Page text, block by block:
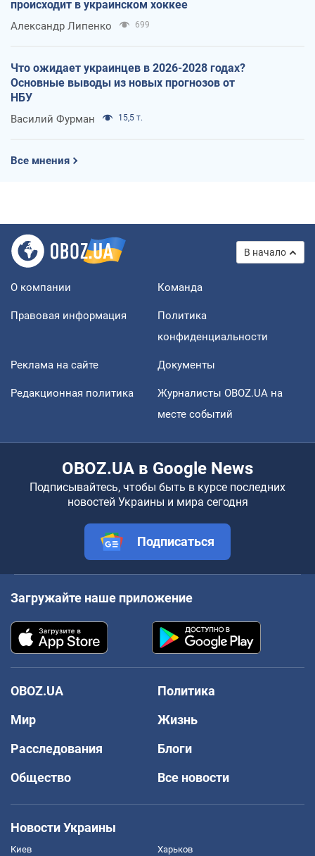
происходит в украинском хоккее
Александр Липенко 699
Что ожидает украинцев в 2026-2028 годах?
Основные выводы из новых прогнозов от
НБУ
Василий Фурман 15,5 т.
Все мнения
В начало
О компании Команда
Правовая информация
Политика
конфиденциальности
Реклама на сайте Документы
Редакционная политика
Журналисты OBOZ.UA на
месте событий
OBOZ.UA в Google News
Подписывайтесь, чтобы быть в курсе последних
новостей Украины и мира сегодня
Подписаться
Загружайте наше приложение
OBOZ.UA
Политика
Мир
Жизнь
Расследования
Блоги
Общество
Все новости
Новости Украины
Киев Харьков